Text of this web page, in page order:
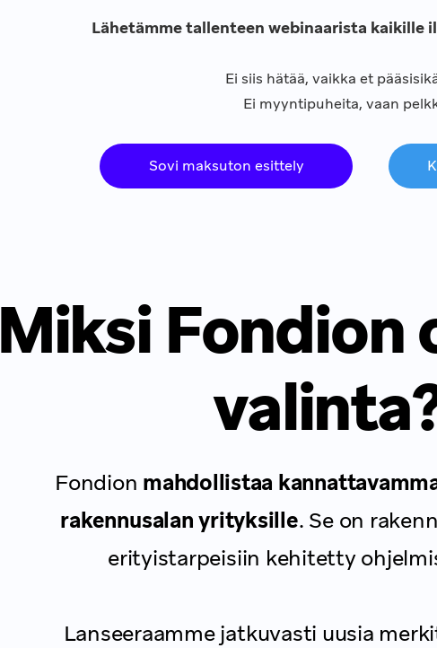
Lähetämme tallenteen webinaarista
Ei siis hätää, vaikka et
Ei myyntipuheita, vaan
Sovi maksuton esittely
Miksi Fondion
Fondion mahdollistaa
rakennusalan yrityksille. Se on
erityistarpeisiin kehitetty
Lanseeraamme jatkuvasti uusia